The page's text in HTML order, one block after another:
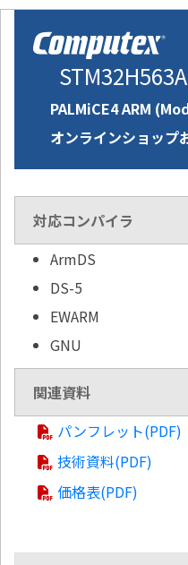
PALMiCE4 ARM
オンラインショップ
対応コンパイラ
ArmDS
DS-5
EWARM
GNU
関連資料
パンフレット(PDF)
技術資料(PDF)
価格表(PDF)